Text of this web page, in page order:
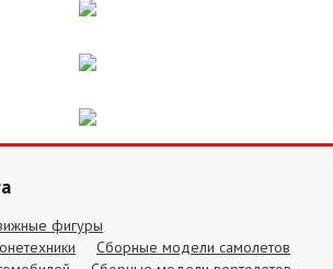
фигуры
Сборные модели самолетов